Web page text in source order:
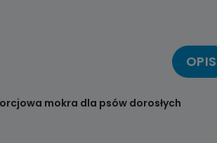
OPIS
mokra dla psów dorosłych